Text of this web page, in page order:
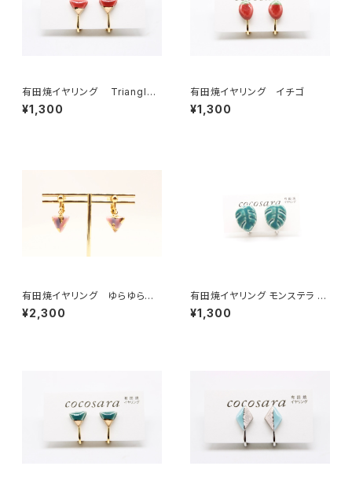
有田焼イヤリング Triangle
（2トーン）6
¥1,300
有田焼イヤリング イチゴ
¥1,300
有田焼イヤリング ゆらゆらサ
ンカク ピンク
¥2,300
有田焼イヤリング モンステラ 濃
い緑
¥1,300